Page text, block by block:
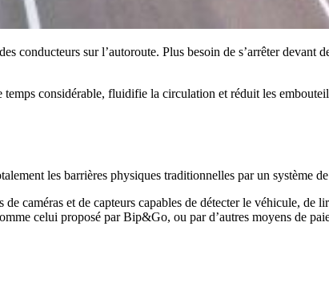
conducteurs sur l’autoroute. Plus besoin de s’arrêter devant
considérable, fluidifie la circulation et réduit les
les barrières physiques traditionnelles par un système
caméras et de capteurs capables de détecter le véhicule,
celui proposé par Bip&Go, ou par d’autres moyens de